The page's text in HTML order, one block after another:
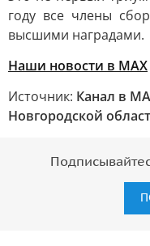
году все члены
высшими наградами.
Наши новости в МАХ
Источник: Канал в
Новгородской